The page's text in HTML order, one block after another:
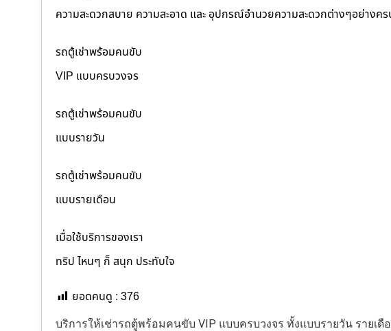
ความสะดวกสบาย ความสะอาด และ อุปกรณ์อำนวยความสะดวกต่างๆอย่างค
รถตู้เช่าพร้อมคนขับ
VIP แบบครบวงจร
รถตู้เช่าพร้อมคนขับ
แบบรายวัน
รถตู้เช่าพร้อมคนขับ
แบบรายเดือน
เมื่อใช้บริการของเรา
ทริป ไหนๆ ก็ สนุก ประทับใจ
ยอดคนดู : 376
บริการให้เช่ารถตู้พร้อมคนขับ VIP แบบครบวงจร ทั้งแบบรายวัน รายเ